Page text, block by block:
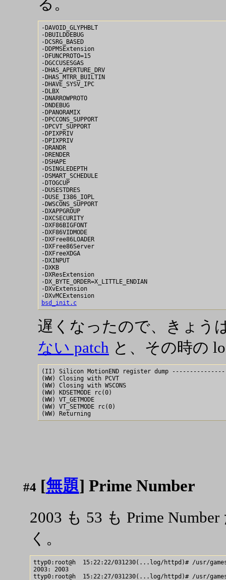
る。
-DAVOID_GLYPHBLT
-DBUILDDEBUG
-DCSRG_BASED
-DDPMSExtension
-DFUNCPROTO=15
-DGCCUSESGAS
-DHAS_APERTURE_DRV
-DHAS_MTRR_BUILTIN
-DHAVE_SYSV_IPC
-DLBX
-DNARROWPROTO
-DNDEBUG
-DPANORAMIX
-DPCCONS_SUPPORT
-DPCVT_SUPPORT
-DPIXPRIV
-DPIXPRIV
-DRANDR
-DRENDER
-DSHAPE
-DSINGLEDEPTH
-DSMART_SCHEDULE
-DTOGCUP
-DUSESTDRES
-DUSE_I386_IOPL
-DWSCONS_SUPPORT
-DXAPPGROUP
-DXCSECURITY
-DXF86BIGFONT
-DXF86VIDMODE
-DXFree86LOADER
-DXFree86Server
-DXFreeXDGA
-DXINPUT
-DXKB
-DXResExtension
-DX_BYTE_ORDER=X_LITTLE_ENDIAN
-DXvExtension
bsd_init.c
遅くなったので、きょう
ない patch と、その時の
(II) Silicon MotionEND register dump
(WW) Closing with PCVT
(WW) Closing with WSCONS
(WW) KDSETMODE rc(0)
(WW) VT_GETMODE
(WW) VT_SETMODE rc(0)
#4 [無題] Prime Number
2003 も 53 も Prime
く。
ttyp0:root@h  15:22:22/031230(...log/httpd)# /usr/
2003: 2003
ttyp0:root@h  15:22:27/031230(...log/httpd)# /usr/